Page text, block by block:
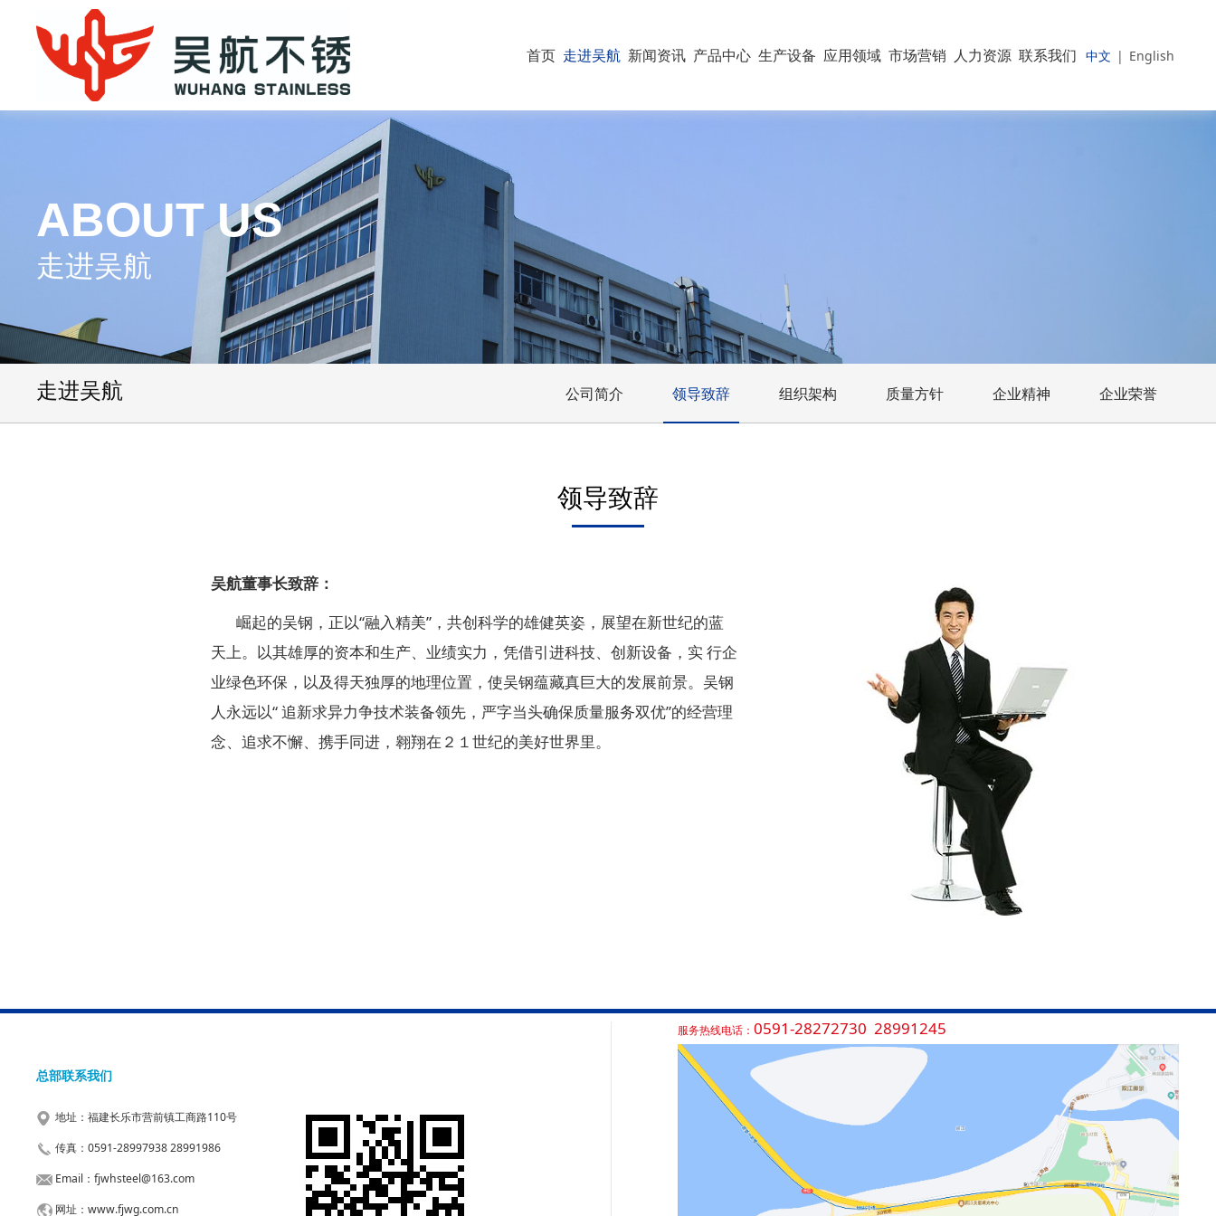
中文 | English
首页 走进吴航 新闻资讯 产品中心 生产设备 应用领域 市场营销 人力资源 联系我们
ABOUT US
走进吴航
走进吴航 公司简介 领导致辞 组织架构 质量方针 企业精神 企业荣誉
领导致辞
吴航董事长致辞：
崛起的吴钢，正以“融入精美”，共创科学的雄健英姿，展望在新世纪的蓝
天上。以其雄厚的资本和生产、业绩实力，凭借引进科技、创新设备，实 行企
业绿色环保，以及得天独厚的地理位置，使吴钢蕴藏真巨大的发展前景。吴钢
人永远以“ 追新求异力争技术装备领先，严字当头确保质量服务双优”的经营理
念、追求不懈、携手同进，翱翔在２１世纪的美好世界里。
总部联系我们
地址：福建长乐市营前镇工商路110号
传真：0591-28997938 28991986
Email：fjwhsteel@163.com
网址：www.fjwg.com.cn
服务热线电话：0591-28272730 28991245